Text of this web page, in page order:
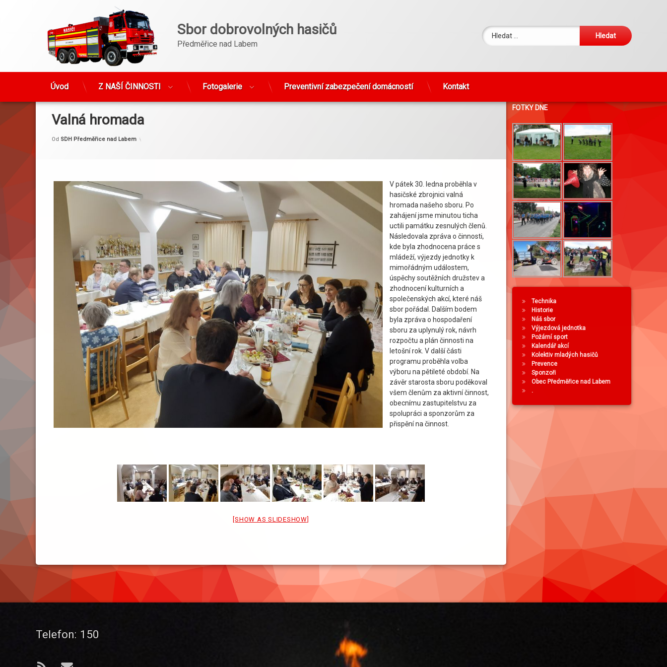
obsahu
webu
Sbor dobrovolných hasičů
Předměřice nad Labem
Vyhledávání
Úvod Z NAŠÍ ČINNOSTI Fotogalerie Preventivní zabezpečení domácností Kontakt
Valná hromada
Publikováno1. 2. 2026
Aktualizováno 6. 2. 2026
Od SDH Předměřice nad Labem
V pátek 30. ledna proběhla v
hasičské zbrojnici valná
hromada našeho sboru. Po
zahájení jsme minutou ticha
uctili památku zesnulých členů.
Následovala zpráva o činnosti,
kde byla zhodnocena práce s
mládeží, výjezdy jednotky k
mimořádným událostem,
úspěchy soutěžních družstev a
zhodnocení kulturních a
společenských akcí, které náš
sbor pořádal. Dalším bodem
byla zpráva o hospodaření
sboru za uplynulý rok, návrh
rozpočtu a plán činnosti na
letošní rok. V další části
programu proběhla volba
výboru na pětileté období. Na
závěr starosta sboru poděkoval
všem členům za aktivní činnost,
obecnímu zastupitelstvu za
spolupráci a sponzorům za
přispění na činnost.
[SHOW AS SLIDESHOW]
FOTKY DNE
Technika
Historie
Náš sbor
Výjezdová jednotka
Požární sport
Kalendář akcí
Kolektiv mladých hasičů
Prevence
Sponzoři
Obec Předměřice nad Labem
.
Telefon: 150